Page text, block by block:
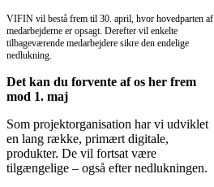
VIFIN vil bestå frem til 30. april, hvor hovedparten af
medarbejderne er opsagt. Derefter vil enkelte
tilbageværende medarbejdere sikre den endelige
nedlukning.
Det kan du forvente af os her frem
mod 1. maj
Som projektorganisation har vi udviklet
en lang række, primært digitale,
produkter. De vil fortsat være
tilgængelige – også efter nedlukningen.